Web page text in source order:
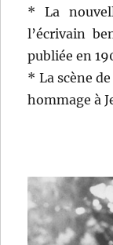
* La
l’écrivain
publiée en
* La scène
hommage à